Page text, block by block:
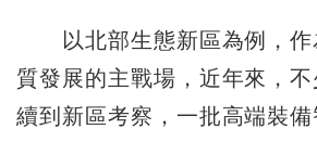
以北部生態新區為例，作
質發展的主戰場，近年來，
續到新區考察，一批高端裝